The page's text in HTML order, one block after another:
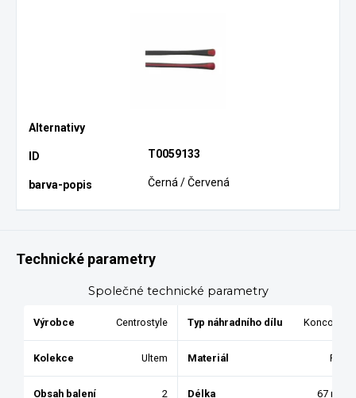
T0059133
Černá / Červená
Technické parametry
Společné technické parametry
Výrobce Centrostyle Typ náhradního dílu Koncovky
Kolekce Ultem Materiál Pryž
Obsah balení 2 Délka 67 mm